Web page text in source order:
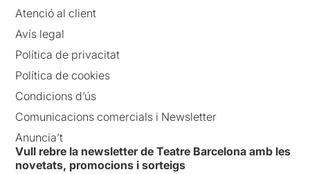
Atenció al client
Avís legal
Política de privacitat
Política de cookies
Condicions d’ús
Comunicacions comercials i Newsletter
Anuncia’t
Vull rebre la newsletter de Teatre Barcelona amb les
novetats, promocions i sorteigs